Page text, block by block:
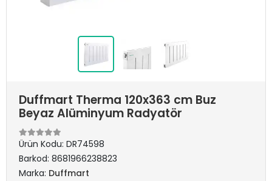
Duffmart Therma 120x363 cm Buz
Beyaz Alüminyum Radyatör
Ürün Kodu: DR74598
Barkod: 8681966238823
Marka: Duffmart